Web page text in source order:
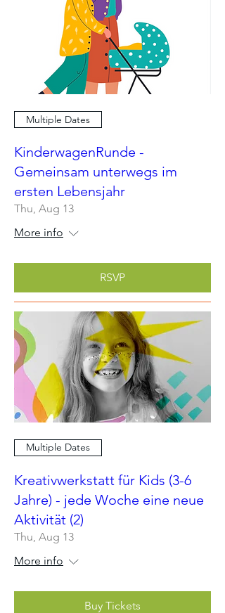
Multiple Dates
KinderwagenRunde -
Gemeinsam unterwegs im
ersten Lebensjahr
Thu, Aug 13
More info
RSVP
Multiple Dates
Kreativwerkstatt für Kids (3-6
Jahre) - jede Woche eine neue
Aktivität (2)
Thu, Aug 13
More info
Buy Tickets